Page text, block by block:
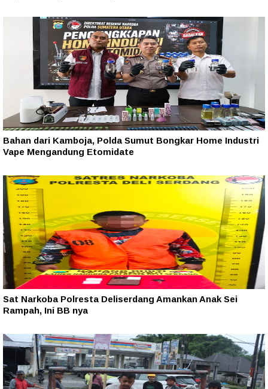
Bahan dari Kamboja, Polda Sumut Bongkar Home Industri
Vape Mengandung Etomidate
Sat Narkoba Polresta Deliserdang Amankan Anak Sei
Rampah, Ini BB nya